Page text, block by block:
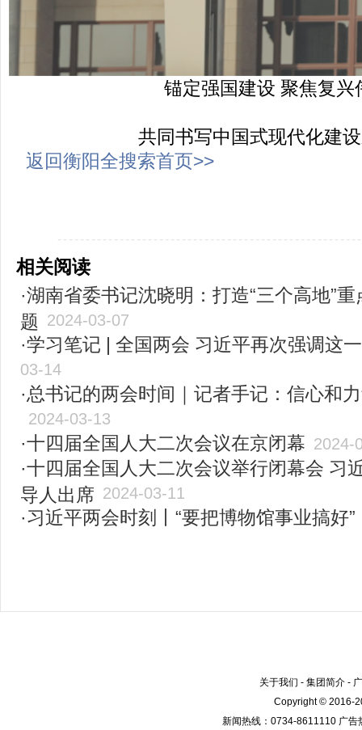
锚定强国建设 聚焦复兴
共同书写中国式现代化建设
返回衡阳全搜索首页>>
相关阅读
·湖南省委书记沈晓明：打造“三个高地”
题 2024-03-07
·学习笔记 | 全国两会 习近平再次强调这
03-14
·总书记的两会时间｜记者手记：信心和
2024-03-13
·十四届全国人大二次会议在京闭幕 2024-
·十四届全国人大二次会议举行闭幕会 习
导人出席 2024-03-11
·习近平两会时刻丨“要把博物馆事业搞好”
关于我们 - 集团简介 -
Copyright © 2016-
新闻热线：0734-8611110 广